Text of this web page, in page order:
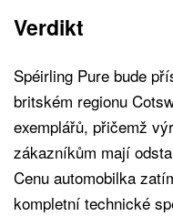
Verdikt
Spéirling Pure bude
britském regionu
exemplářů, přičemž
zákazníkům mají
Cenu automobilka
kompletní technické